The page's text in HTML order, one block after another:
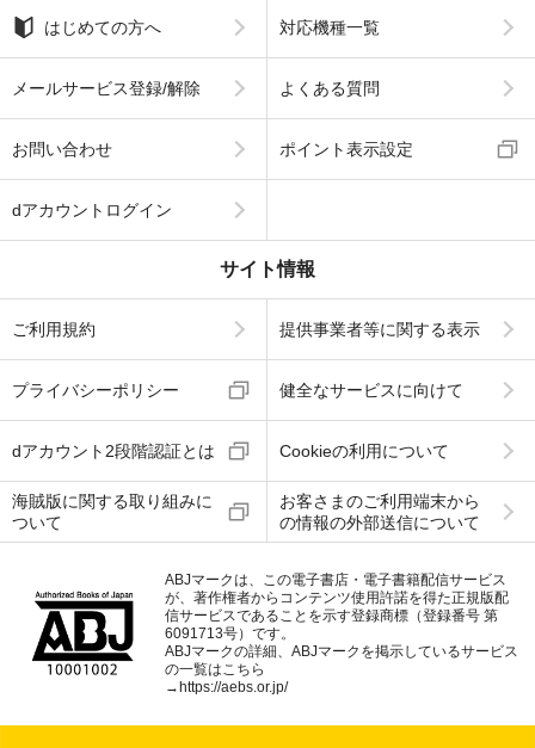
はじめての方へ 対応機種一覧
メールサービス登録/解除 よくある質問
お問い合わせ ポイント表示設定
dアカウントログイン
サイト情報
ご利用規約 提供事業者等に関する表示
プライバシーポリシー 健全なサービスに向けて
dアカウント2段階認証とは Cookieの利用について
海賊版に関する取り組みに
ついて
お客さまのご利用端末から
の情報の外部送信について
ABJマークは、この電子書店・電子書籍配信サービス
が、著作権者からコンテンツ使用許諾を得た正規版配
信サービスであることを示す登録商標（登録番号 第
6091713号）です。
ABJマークの詳細、ABJマークを掲示しているサービス
の一覧はこちら
→https://aebs.or.jp/